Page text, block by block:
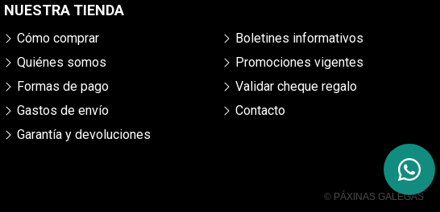
NUESTRA TIENDA
Cómo comprar
Quiénes somos
Formas de pago
Gastos de envío
Garantía y devoluciones
Boletines informativos
Promociones vigentes
Validar cheque regalo
Contacto
© PÁXINAS GALEGAS